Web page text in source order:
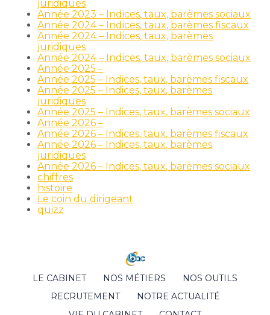
juridiques
Année 2023 – Indices, taux, barèmes sociaux
Année 2024 – Indices, taux, barèmes fiscaux
Année 2024 – Indices, taux, barèmes
juridiques
Année 2024 – Indices, taux, barèmes sociaux
Année 2025 –
Année 2025 – Indices, taux, barèmes fiscaux
Année 2025 – Indices, taux, barèmes
juridiques
Année 2025 – Indices, taux, barèmes sociaux
Année 2026 –
Année 2026 – Indices, taux, barèmes fiscaux
Année 2026 – Indices, taux, barèmes
juridiques
Année 2026 – Indices, taux, barèmes sociaux
chiffres
histoire
Le coin du dirigeant
quizz
Footer
LE CABINET NOS MÉTIERS
NOS OUTILS
RECRUTEMENT
NOTRE ACTUALITÉ